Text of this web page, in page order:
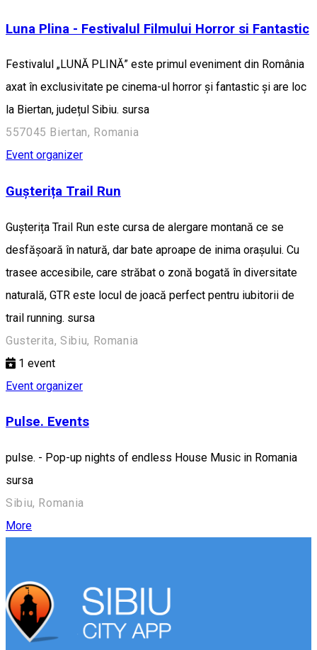
Luna Plina - Festivalul Filmului Horror si Fantastic
Festivalul „LUNĂ PLINĂ” este primul eveniment din România
axat în exclusivitate pe cinema-ul horror și fantastic și are loc
la Biertan, județul Sibiu. sursa
557045 Biertan, Romania
Event organizer
Gușterița Trail Run
Gușterița Trail Run este cursa de alergare montană ce se
desfășoară în natură, dar bate aproape de inima orașului. Cu
trasee accesibile, care străbat o zonă bogată în diversitate
naturală, GTR este locul de joacă perfect pentru iubitorii de
trail running. sursa
Gusterita, Sibiu, Romania
1 event
Event organizer
Pulse. Events
pulse. - Pop-up nights of endless House Music in Romania
sursa
Sibiu, Romania
More